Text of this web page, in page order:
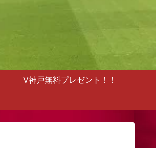
V神戸無料プレゼント！！